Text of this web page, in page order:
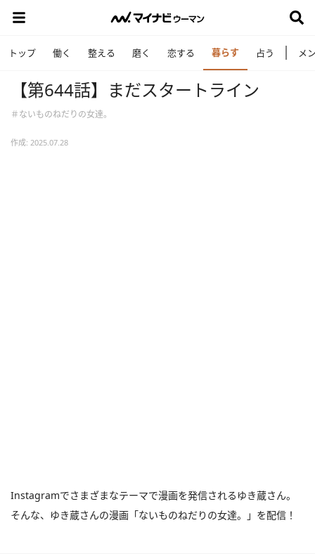
トップ 働く 整える 磨く 恋する 暮らす 占う メ
【第644話】まだスタートライン
＃ないものねだりの女達。
作成: 2025.07.28
Instagramでさまざまなテーマで漫画を発信されるゆき蔵さん。
そんな、ゆき蔵さんの漫画「ないものねだりの女達。」を配信！